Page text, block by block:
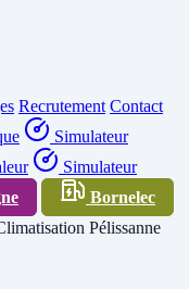
Recrutement Contact
Simulateur
Simulateur
Bornelec
Pélissanne